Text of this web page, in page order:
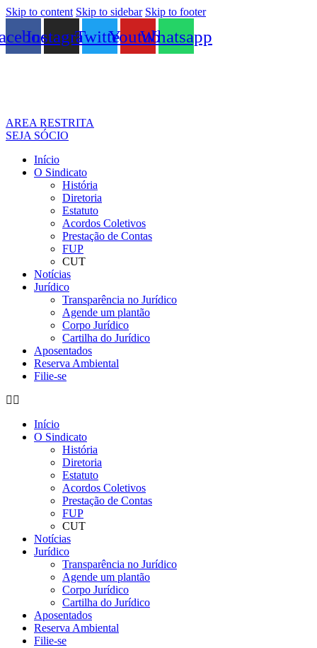
Skip to content Skip to sidebar Skip to footer
InstagramTwitterYoutubeWhatsapp
AREA RESTRITA
SEJA SÓCIO
Início
O Sindicato
História
Diretoria
Estatuto
Acordos Coletivos
Prestação de Contas
FUP
CUT
Notícias
Jurídico
Transparência no Jurídico
Agende um plantão
Corpo Jurídico
Cartilha do Jurídico
Aposentados
Reserva Ambiental
Filie-se
Início
O Sindicato
História
Diretoria
Estatuto
Acordos Coletivos
Prestação de Contas
FUP
CUT
Notícias
Jurídico
Transparência no Jurídico
Agende um plantão
Corpo Jurídico
Cartilha do Jurídico
Aposentados
Reserva Ambiental
Filie-se